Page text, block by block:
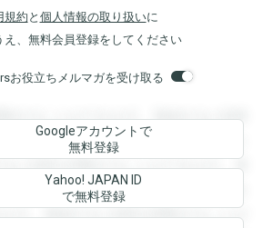
規約 と 個人情報の取り扱いに
え、無料会員登録をしてください
お役立ちメルマガを受け取る
覧することができます。登録すると回答
きます。登録すると回答を閲覧すること
ると回答を閲覧することができます。登
することができます。登録すると回答を
ます。登録すると回答を閲覧することが
Googleアカウントで
無料登録
Yahoo! JAPAN ID
で無料登録